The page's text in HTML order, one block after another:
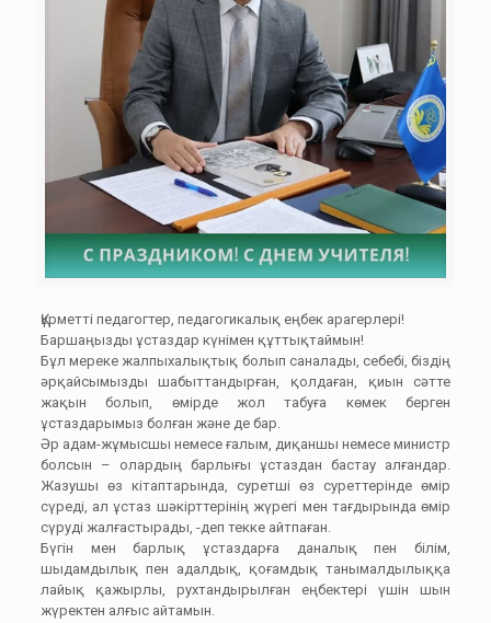
Құрметті педагогтер, педагогикалық еңбек арагерлері!
Баршаңызды ұстаздар күнімен құттықтаймын!
Бұл мереке жалпыхалықтық болып саналады, себебі, біздің
әрқайсымызды шабыттандырған, қолдаған, қиын сәтте
жақын болып, өмірде жол табуға көмек берген
ұстаздарымыз болған және де бар.
Әр адам-жұмысшы немесе ғалым, диқаншы немесе министр
болсын – олардың барлығы ұстаздан бастау алғандар.
Жазушы өз кітаптарында, суретші өз суреттерінде өмір
сүреді, ал ұстаз шәкірттерінің жүрегі мен тағдырында өмір
сүруді жалғастырады, -деп текке айтпаған.
Бүгін мен барлық ұстаздарға даналық пен білім,
шыдамдылық пен адалдық, қоғамдық танымалдылыққа
лайық қажырлы, рухтандырылған еңбектері үшін шын
жүректен алғыс айтамын.